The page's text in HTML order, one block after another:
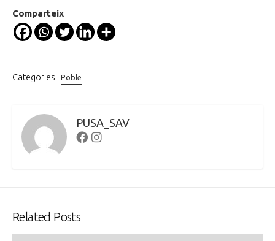
Comparteix
Categories: Poble
PUSA_SAV
FacebookInstagram
Related Posts